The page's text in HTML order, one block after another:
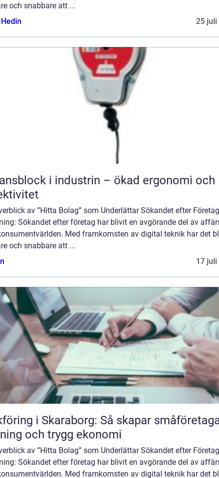
och snabbare att ...
25 juli
i industrin – ökad ergonomi och
av ”Hitta Bolag” som Underlättar Sökandet efter Företag
Sökandet efter företag har blivit en avgörande del av
Med framkomsten av digital teknik har det
och snabbare att ...
17 juli
i Skaraborg: Så skapar
och trygg ekonomi
av ”Hitta Bolag” som Underlättar Sökandet efter Företag
Sökandet efter företag har blivit en avgörande del av
Med framkomsten av digital teknik har det